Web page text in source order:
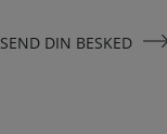
SEND DIN BESKED